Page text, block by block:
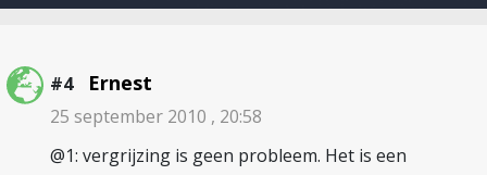
#4 Ernest
25 september 2010 , 20:58
@1: vergrijzing is geen probleem. Het is een